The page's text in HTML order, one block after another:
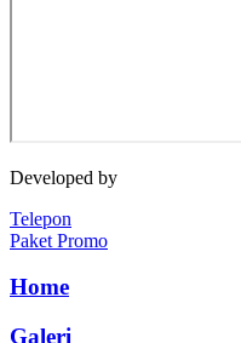
Developed by
Telepon
Paket Promo
Home
Galeri